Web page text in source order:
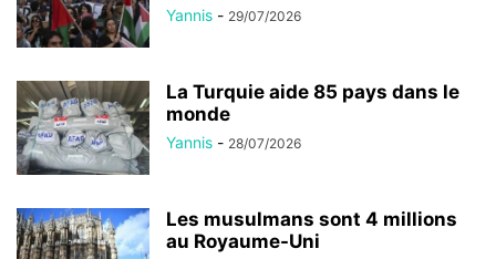
Yannis - 29/07/2026
La Turquie aide 85 pays dans le
monde
Yannis - 28/07/2026
Les musulmans sont 4 millions
au Royaume-Uni